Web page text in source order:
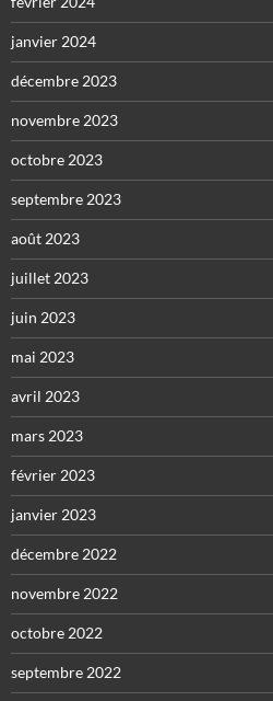
janvier 2024
décembre 2023
novembre 2023
octobre 2023
septembre 2023
août 2023
juillet 2023
juin 2023
mai 2023
avril 2023
mars 2023
février 2023
janvier 2023
décembre 2022
novembre 2022
octobre 2022
septembre 2022